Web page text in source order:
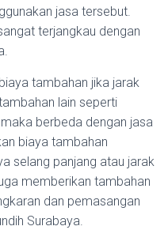
jasa tersebut.
terjangkau dengan
tambahan jika jarak
lain seperti
berbeda dengan jasa
biaya tambahan
selang panjang atau jarak
memberikan tambahan
dan pemasangan
Surabaya.